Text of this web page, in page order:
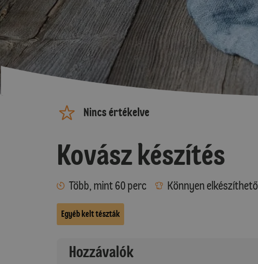
Nincs értékelve
Kovász készítés
Több, mint 60 perc Könnyen elkészíthető
Egyéb kelt tészták
Hozzávalók